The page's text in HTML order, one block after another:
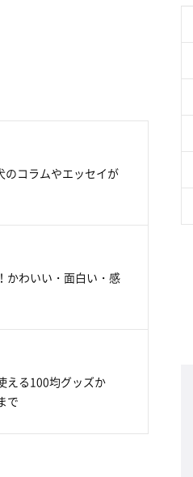
のコラムやエッセイが
かわいい・面白い・感
える100均グッズか
で